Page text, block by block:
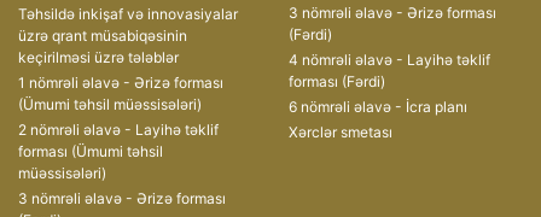
Təhsildə inkişaf və innovasiyalar
üzrə qrant müsabiqəsinin
keçirilməsi üzrə tələblər
1 nömrəli əlavə - Ərizə forması
(Ümumi təhsil müəssisələri)
2 nömrəli əlavə - Layihə təklif
forması (Ümumi təhsil
müəssisələri)
3 nömrəli əlavə - Ərizə forması
3 nömrəli əlavə - Ərizə forması
(Fərdi)
4 nömrəli əlavə - Layihə təklif
forması (Fərdi)
6 nömrəli əlavə - İcra planı
Xərclər smetası